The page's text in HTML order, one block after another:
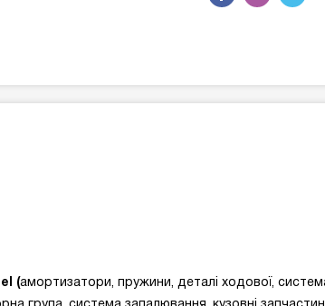
(амортизатори, пружини, деталі ходової,